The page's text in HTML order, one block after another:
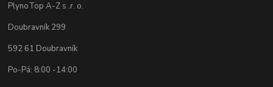
PlynoTop A-Z s .r. o.
Doubravník 299
592 61 Doubravník
Po-Pá: 8:00 -14:00